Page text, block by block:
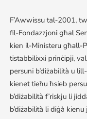
F’Awwissu tal-2001,
fil-Fondazzjoni għal
kien il-Ministeru għall-
tistabbilixxi prinċipji,
persuni b’diżabilità u
kienet tieħu ħsieb
b’diżabilità f’riskju li
b’diżabilità li diġà